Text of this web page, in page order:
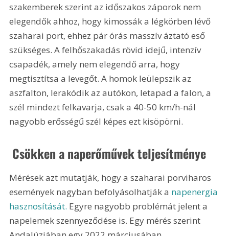
szakemberek szerint az időszakos záporok nem
elegendők ahhoz, hogy kimossák a légkörben lévő
szaharai port, ehhez pár órás masszív áztató eső
szükséges. A felhőszakadás rövid idejű, intenzív
csapadék, amely nem elegendő arra, hogy
megtisztítsa a levegőt. A homok leülepszik az
aszfalton, lerakódik az autókon, letapad a falon, a
szél mindezt felkavarja, csak a 40-50 km/h-nál
nagyobb erősségű szél képes ezt kisöpörni.
Csökken a naperőművek teljesítménye
Mérések azt mutatják, hogy a szaharai porviharos
események nagyban befolyásolhatják a napenergia
hasznosítását. Egyre nagyobb problémát jelent a
napelemek szennyeződése is. Egy mérés szerint